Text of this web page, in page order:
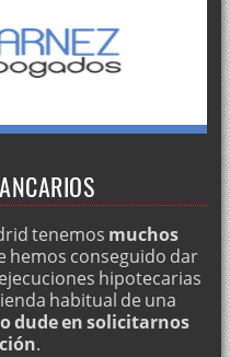
tenemos muchos
hemos conseguido dar
hipotecarias
habitual de una
dude en solicitarnos
.